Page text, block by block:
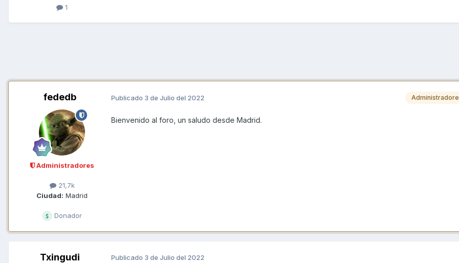
1
fededb
Administradores
21,7k
Ciudad: Madrid
Donador
Publicado 3 de Julio del 2022
Bienvenido al foro, un saludo desde Madrid.
Txingudi Publicado 3 de Julio del 2022